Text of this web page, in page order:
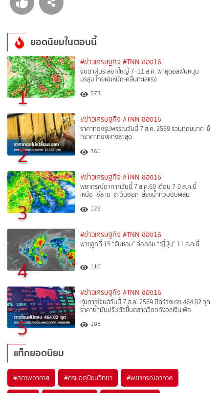
ยอดนิยมในตอนนี้
1
#ข่าวเศรษฐกิจ #TNN ช่อง16
จับตาฝนระลอกใหญ่ 7–11 ส.ค. พายุดอลฟินหนุน
มรสุม ไทยฝนหนัก-คลื่นทะเลแรง
573
2
#ข่าวเศรษฐกิจ #TNN ช่อง16
ราคาทองรูปพรรณวันนี้ 7 ส.ค. 2569 รวมทุกขนาด เช็
กราคาทองแท่งล่าสุด
361
3
#ข่าวเศรษฐกิจ #TNN ช่อง16
พยากรณ์อากาศวันนี้ 7 ส.ค.69 เตือน 7-9 ส.ค.นี้
เหนือ–อีสาน–ตะวันออก เสี่ยงน้ำท่วมฉับพลัน
129
4
#ข่าวเศรษฐกิจ #TNN ช่อง16
พายุลูกที่ 15 “จันหอม” จ่อถล่ม “ญี่ปุ่น” 11 ส.ค.นี้
110
5
#ข่าวเศรษฐกิจ #TNN ช่อง16
หุ้นดาวโจนส์วันนี้ 7 ส.ค. 2569 ปิดร่วงแรง 464.02 จุด
ราคาน้ำมันปรับตัวขึ้นตลาดวิตกกังวลเงินเฟ้อ
108
แท็กยอดนิยม
#สภาพอากาศ #กรมอุตุนิยมวิทยา #พยากรณ์อากาศ